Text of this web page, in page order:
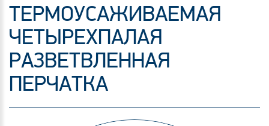
ТЕРМОУСАЖИВАЕМАЯ
ЧЕТЫРЕХПАЛАЯ
РАЗВЕТВЛЕННАЯ
ПЕРЧАТКА